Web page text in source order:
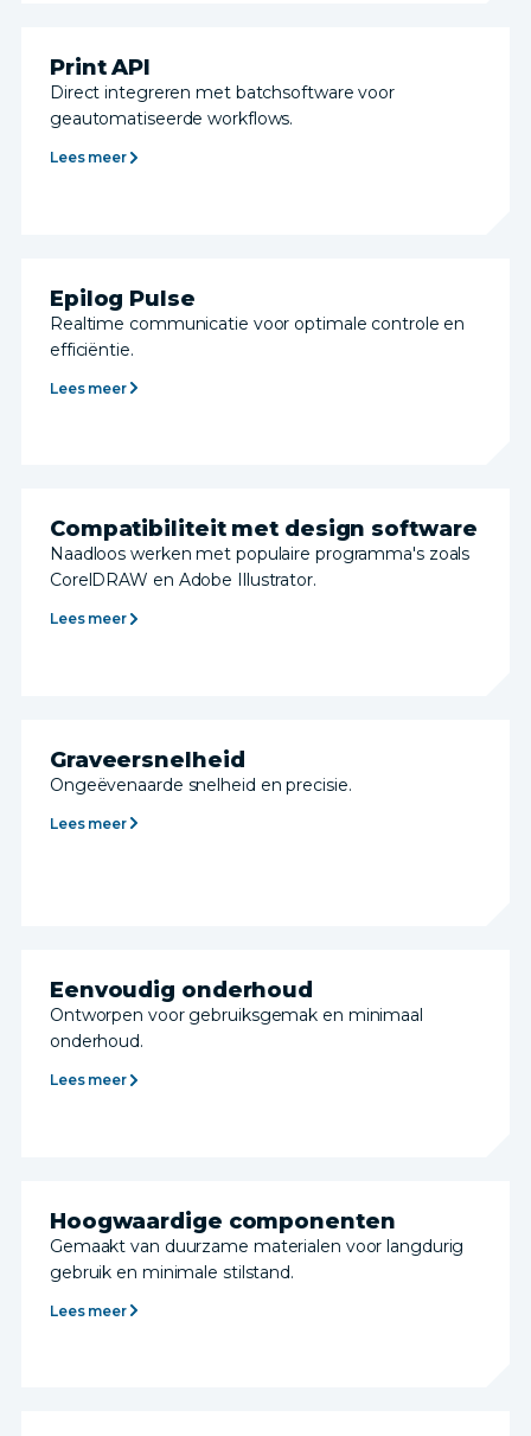
Print API
Direct integreren met batchsoftware voor
geautomatiseerde workflows.
Lees meer
Epilog Pulse
Realtime communicatie voor optimale controle en
efficiëntie.
Lees meer
Compatibiliteit met design software
Naadloos werken met populaire programma's zoals
CorelDRAW en Adobe Illustrator.
Lees meer
Graveersnelheid
Ongeëvenaarde snelheid en precisie.
Lees meer
Eenvoudig onderhoud
Ontworpen voor gebruiksgemak en minimaal
onderhoud.
Lees meer
Hoogwaardige componenten
Gemaakt van duurzame materialen voor langdurig
gebruik en minimale stilstand.
Lees meer